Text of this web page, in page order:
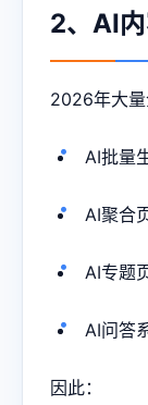
2、AI
2026年大量
AI批量
AI聚合
AI专题
AI问答
因此：